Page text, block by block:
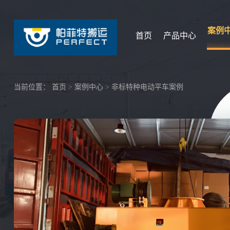
首页 产品中心
案例
当前位置： 首页 > 案例中心> 非标特种电动平车案例